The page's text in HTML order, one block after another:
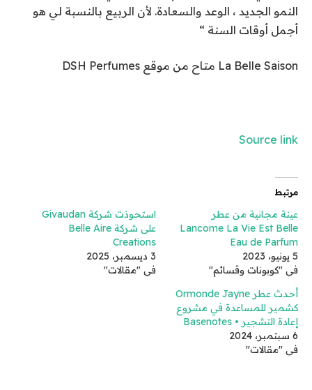
النمو الجديد ، الوعد والسعادة. لأن الربيع بالنسبة لي هو
أجمل أوقات السنة “
La Belle Saison متاح من موقع DSH Perfumes
Source link
مرتبط
عينة مجانية من عطر
Lancome La Vie Est Belle
Eau de Parfum
5 يونيو، 2023
في "كوبونات وقسائم"
استحوذت شركة Givaudan
على شركة Belle Aire
Creations
3 ديسمبر، 2025
في "مقالات"
أحدث عطر Ormonde Jayne
كشمير للمساعدة في مشروع
إعادة التشجير • Basenotes
6 سبتمبر، 2024
في "مقالات"